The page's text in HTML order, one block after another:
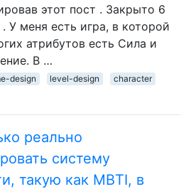
этот пост . Закрыто 6
. У меня есть игра, в которой
атрибутов есть Сила и
В …
design level-design
character
реально
систему
такую ​​как MBTI, в